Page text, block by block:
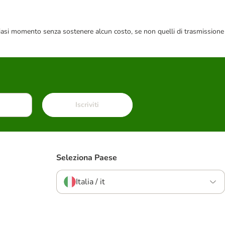
momento senza sostenere alcun costo, se non quelli di trasmissione
Iscriviti
Seleziona Paese
Italia / it